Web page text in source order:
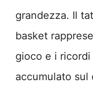
grandezza. Il
basket
gioco e i
accumulato sul